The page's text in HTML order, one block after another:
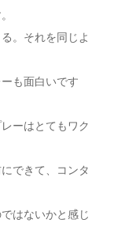
。それを同じよ
も面白いです
ーはとてもワク
できて、コンタ
はないかと感じ